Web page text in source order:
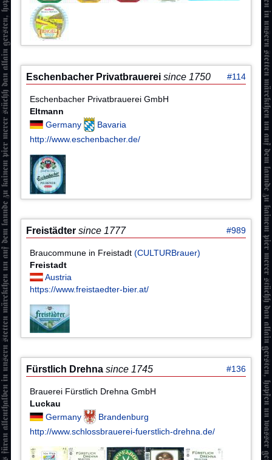
Eschenbacher Privatbrauerei since 1750 #114
Eschenbacher Privatbrauerei GmbH
Eltmann
Germany
Bavaria
http://www.eschenbacher.de/
Freistädter since 1777 #989
Braucommune in Freistadt(CULTURBrauer)
Freistadt
Austria
https://www.freistaedter-bier.at/
Fürstlich Drehna since 1745 #136
Brauerei Fürstlich Drehna GmbH
Luckau
Germany
Brandenburg
http://www.schlossbrauerei-fuerstlich-drehna.de/